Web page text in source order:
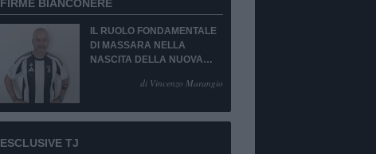
FIRME BIANCONERE
IL RUOLO FONDAMENTALE
DI MASSARA NELLA
NASCITA DELLA NUOVA
di Vincenzo Marangio
ESCLUSIVE TJ